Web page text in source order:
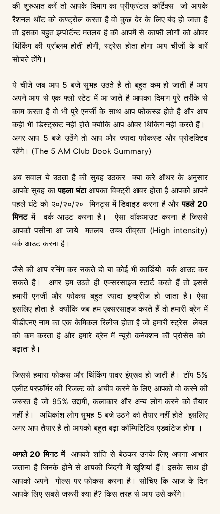
की शुरुआत करें तो आपके दिमाग का प्रीफ्रंटल कॉर्टेक्स जो आपके
रैशनल थॉट को कण्ट्रोल करता है वो कुछ देर के लिए बंद हो जाता है
तो इसका बहुत इम्पोर्टेन्ट मतलब है की आपमें से काफी लोगों को ओवर
थिंकिंग की प्रॉब्लम होती होगी, स्ट्रेस होता होगा आप चीजों के बारें
सोचते होंगे।
ये चीजे जब आप 5 बजे सुभह उठते है तो बहुत कम हो जाती है आप
अपने आप से एक फ्लो स्टेट में आ जाते है आपका दिमाग पुरे तरीके से
काम करता है वो भी पुरे एनर्जी के साथ आप फोकस्ड होते है और आप
कही भी डिस्ट्रक्ट नहीं होते क्योकि आप ओवर थिंकिंग नहीं करते हैं।
अगर आप 5 बजे उठेंगे तो आप और ज्यादा फोकस्ड और प्रोडक्टिव
रहेंगे। (The 5 AM Club Book Summary)
अब सवाल ये उठता है की सुबह उठकर क्या करे ऑथर के अनुसार
आपके सुबह कापहला घंटाआपका विक्ट्री आवर होता है आपको आपने
पहले घंटे को २०/२०/२० मिनट्स में डिवाइड करना है औरपहले 20
मिनटमें वर्क आउट करना है। ऐसा वॉकआउट करना है जिससे
आपको पसीना आ जाये मतलब उच्च तीव्रता (High intensity)
वर्क आउट करना है।
जैसे की आप रनिंग कर सकते हो या कोई भी कार्डियो वर्क आउट कर
सकते है। अगर हम उठते ही एक्सरसाइज स्टार्ट करते हैं तो इससे
हमारी एनर्जी और फोकस बहुत ज्यादा इन्क्रीज हो जाता है। ऐसा
इसलिए होता है क्योंकि जब हम एक्सरसाइज करते हैं तो हमारी ब्रेन में
बीडीएनए नाम का एक केमिकल रिलीज होता है जो हमारी स्ट्रेस लेबल
को कम करता है और हमारे ब्रेन में न्यूरो कनेक्शन की प्रोसेस को
बढ़ाता है।
जिससे हमारा फोकस और थिंकिंग पावर इंप्रूव हो जाती है। टॉप 5%
एलीट परफ़ॉर्मर की रिजल्ट को अचीव करने के लिए आपको वो करने की
जरुरत है जो 95% उद्दामी, कलाकार और अन्य लोग करने को तैयार
नहीं है। अधिकांश लोग सुभह 5 बजे उठने को तैयार नहीं होते इसलिए
अगर आप तैयार है तो आपको बहुत बढ़ा कॉम्पिटिटिव एडवांटेज होगा ।
अगले 20 मिनट मेंआपको शांति से बेठकर उनके लिए अपना आभार
जताना है जिनके होने से आपकी जिंदगी में खुशियां हैं। इसके साथ ही
आपको अपने गोल्स पर फोकस करना है। सोचिए कि आज के दिन
आपके लिए सबसे जरूरी क्या है? किस तरह से आप उसे करेंगे।